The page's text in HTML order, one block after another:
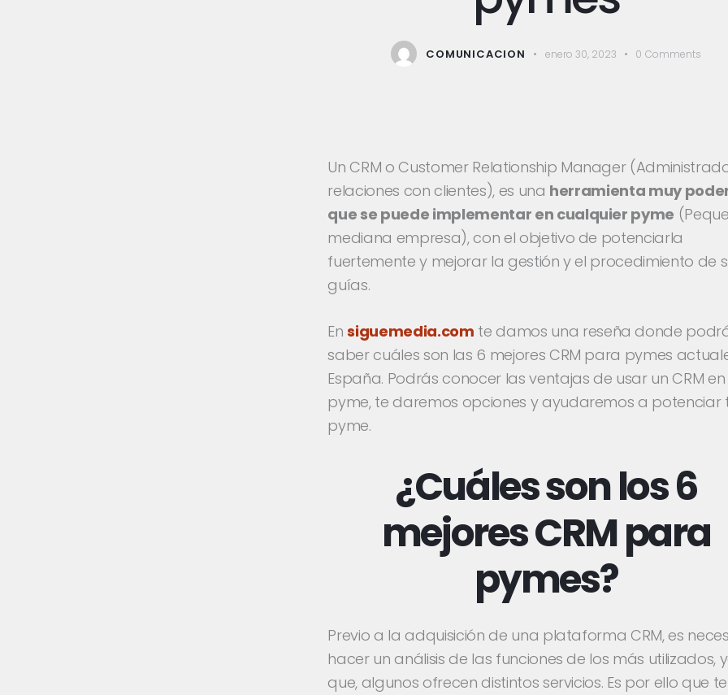
COMUNICACION enero 30, 2023 0 Comments
Un CRM o Customer Relationship Manager
relaciones con clientes), es una herramienta muy
que se puede implementar en cualquier pyme
mediana empresa), con el objetivo de potenciarla
fuertemente y mejorar la gestión y el procedimiento de
guías.
Ensiguemedia.com te damos una reseña donde
saber cuáles son las 6 mejores CRM para pymes
España. Podrás conocer las ventajas de usar un CRM
pyme, te daremos opciones y ayudaremos a potenciar
pyme.
¿Cuáles son los 6
mejores CRM para
pymes?
Previo a la adquisición de una plataforma CRM, es
hacer un análisis de las funciones de los más utilizados,
que, algunos ofrecen distintos servicios. Es por ello que te